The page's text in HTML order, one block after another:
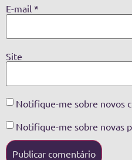
E-mail *
Site
Notifique-me sobre novos
Notifique-me sobre novas